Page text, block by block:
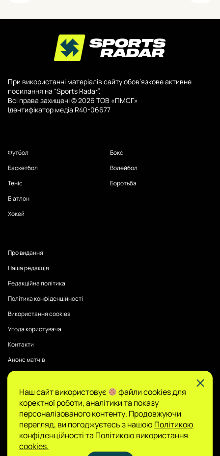
При використанні матеріалів сайту обов’язкове активне
посилання на “Sports Radar”.
Всі права захищені © 2026 ТОВ «ПМСГ»
Ідентифікатор медіа R40-06677
Футбол
Баскетбол
Теніс
Біатлон
Хокей
Бокс
Волейбол
Боротьба
Про видання
Наша редакція
Редакційна політика
Політика конфіденційності
Використання cookies
Угода користувача
Контакти
Анонс матчів
Публікації на Sports Radar мають інформаційний характер.
Думки авторів є їхньою особистою позицією, редакція не
гарантує повної достовірності та не несе відповідальності
за зміст.
Сайт не є організатором азартних ігор і не
приймає ставок, проте може містити матеріали
про гемблінг. Доступ до таких розділів дозволено
Наш сайт використовує
файли cookies для
коректної роботи, аналітики та показу
персоналізованого контенту. Продовжуючи
перегляд, ви погоджуєтесь з нашою Політикою
конфіденційностіта Політикою використання
cookies.